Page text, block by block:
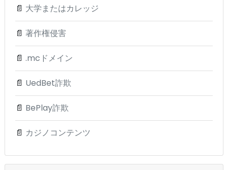
📄 大学またはカレッジ
📄 著作権侵害
📄 .mcドメイン
📄 UedBet詐欺
📄 BePlay詐欺
📄 カジノコンテンツ